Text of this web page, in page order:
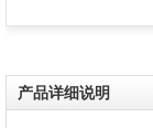
产品详细说明